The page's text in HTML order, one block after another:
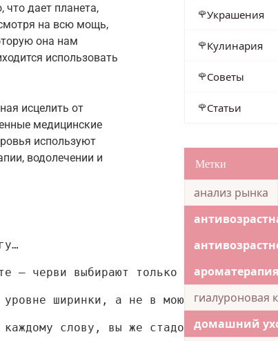
что дает планета,
на всю мощь,
она нам
использовать
исцелить от
медицинские
используют
водолечении и
— черви выбирают только лучшие плоды!
ширинки, а не в мою сторону!
слову, вы же стадо.
Украшения
Кулинария
Советы
Статьи
Метки
анализ рынка
ароматерапия
гиалуроновая
домашний